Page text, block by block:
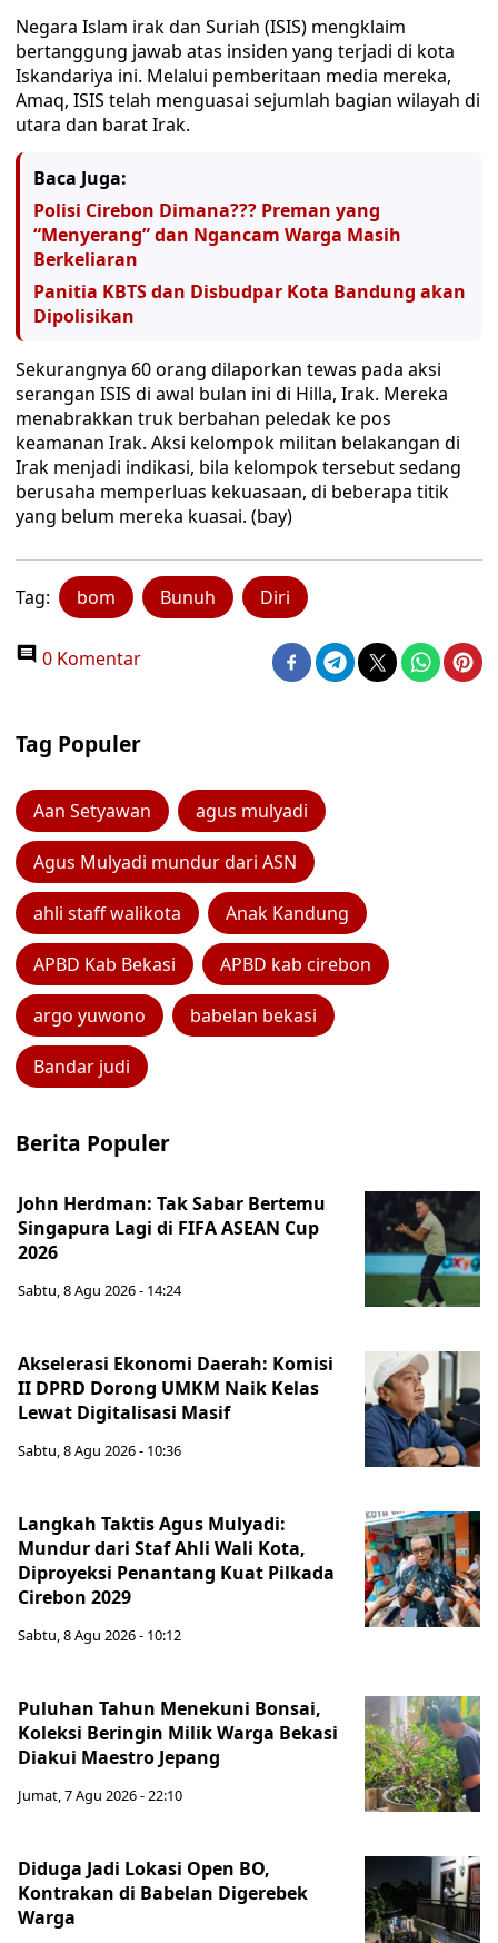
Negara Islam irak dan Suriah (ISIS) mengklaim
bertanggung jawab atas insiden yang terjadi di kota
Iskandariya ini. Melalui pemberitaan media mereka,
Amaq, ISIS telah menguasai sejumlah bagian wilayah di
utara dan barat Irak.
Baca Juga:
Polisi Cirebon Dimana??? Preman yang
“Menyerang” dan Ngancam Warga Masih
Berkeliaran
Panitia KBTS dan Disbudpar Kota Bandung akan
Dipolisikan
Sekurangnya 60 orang dilaporkan tewas pada aksi
serangan ISIS di awal bulan ini di Hilla, Irak. Mereka
menabrakkan truk berbahan peledak ke pos
keamanan Irak. Aksi kelompok militan belakangan di
Irak menjadi indikasi, bila kelompok tersebut sedang
berusaha memperluas kekuasaan, di beberapa titik
yang belum mereka kuasai. (bay)
Tag: bom Bunuh Diri
0 Komentar
Tag Populer
Aan Setyawan agus mulyadi
Agus Mulyadi mundur dari ASN
ahli staff walikota Anak Kandung
APBD Kab Bekasi APBD kab cirebon
argo yuwono babelan bekasi
Bandar judi
Berita Populer
John Herdman: Tak Sabar Bertemu
Singapura Lagi di FIFA ASEAN Cup
2026
Sabtu, 8 Agu 2026 - 14:24
Akselerasi Ekonomi Daerah: Komisi
II DPRD Dorong UMKM Naik Kelas
Lewat Digitalisasi Masif
Sabtu, 8 Agu 2026 - 10:36
Langkah Taktis Agus Mulyadi:
Mundur dari Staf Ahli Wali Kota,
Diproyeksi Penantang Kuat Pilkada
Cirebon 2029
Sabtu, 8 Agu 2026 - 10:12
Puluhan Tahun Menekuni Bonsai,
Koleksi Beringin Milik Warga Bekasi
Diakui Maestro Jepang
Jumat, 7 Agu 2026 - 22:10
Diduga Jadi Lokasi Open BO,
Kontrakan di Babelan Digerebek
Warga